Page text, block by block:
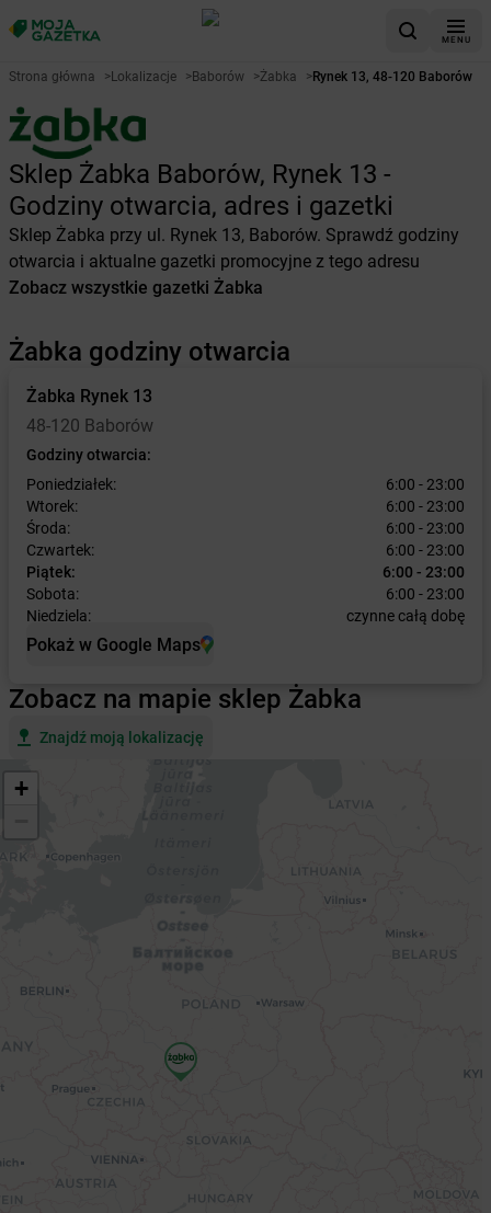
MENU
Strona główna >Lokalizacje >Baborów >Żabka >Rynek 13, 48-120 Baborów
Sklep Żabka Baborów, Rynek 13 -
Godziny otwarcia, adres i gazetki
Sklep Żabka przy ul. Rynek 13, Baborów. Sprawdź godziny
otwarcia i aktualne gazetki promocyjne z tego adresu
Zobacz wszystkie gazetki Żabka
Żabka godziny otwarcia
Żabka Rynek 13
48-120 Baborów
Godziny otwarcia:
Poniedziałek:
6:00 - 23:00
Wtorek:
6:00 - 23:00
Środa:
6:00 - 23:00
Czwartek:
6:00 - 23:00
Piątek:
6:00 - 23:00
Sobota:
6:00 - 23:00
Niedziela:
czynne całą dobę
Pokaż w Google Maps
Zobacz na mapie sklep Żabka
Znajdź moją lokalizację
+